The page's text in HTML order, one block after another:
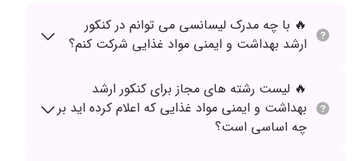
🔥 با چه مدرک لیسانسی می توانم در کنکور
ارشد بهداشت و ایمنی مواد غذایی شرکت کنم؟
🔥 لیست رشته های مجاز برای کنکور ارشد
بهداشت و ایمنی مواد غذایی که اعلام کرده اید بر
چه اساسی است؟